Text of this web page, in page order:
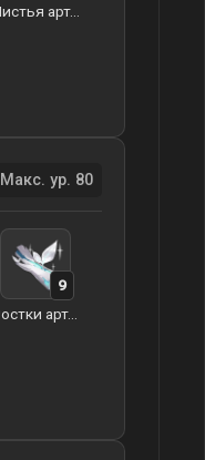
Листья артерий земли
Макс. ур. 80
Ростки артерий земли
9